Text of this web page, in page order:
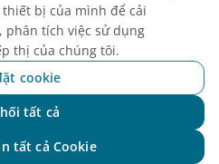
bị của mình để cải
tích việc sử dụng
thị của chúng tôi.
cookie
tất cả
tất cả Cookie